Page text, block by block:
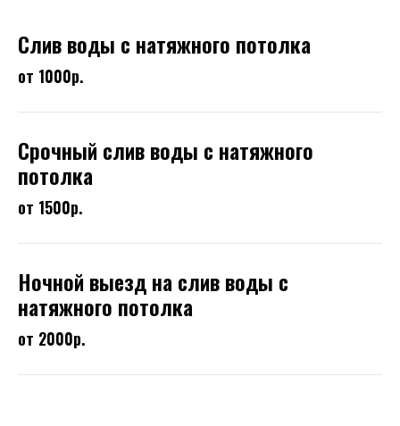
Слив воды с натяжного потолка
от 1000р.
Срочный слив воды с натяжного
потолка
от 1500р.
Ночной выезд на слив воды с
натяжного потолка
от 2000р.